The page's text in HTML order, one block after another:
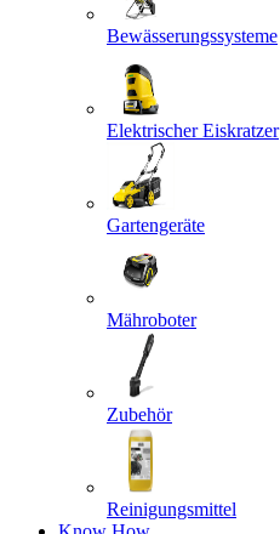
Bewässerungssysteme
Elektrischer Eiskratzer
Gartengeräte
Mähroboter
Zubehör
Reinigungsmittel